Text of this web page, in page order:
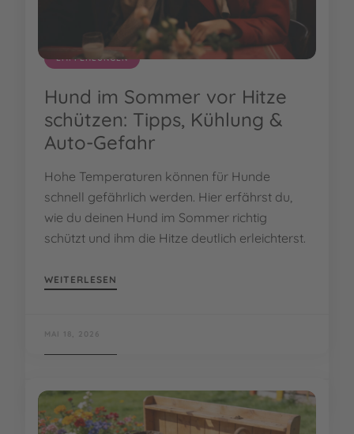
EMPFEHLUNGEN
Hund im Sommer vor Hitze
schützen: Tipps, Kühlung &
Auto-Gefahr
Hohe Temperaturen können für Hunde
schnell gefährlich werden. Hier erfährst du,
wie du deinen Hund im Sommer richtig
schützt und ihm die Hitze deutlich erleichterst.
WEITERLESEN
MAI 18, 2026